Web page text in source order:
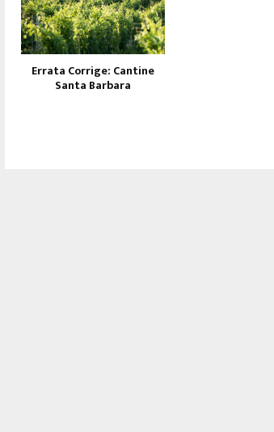
Errata Corrige: Cantine
Santa Barbara